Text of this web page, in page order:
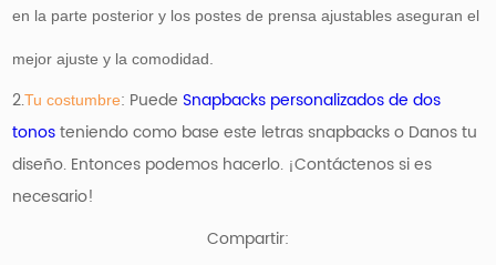
en la parte posterior y los postes de prensa ajustables aseguran el
mejor ajuste y la comodidad.
2.Tu costumbre: PuedeSnapbacks personalizados de dos
tonosteniendo como base este letras snapbacks o Danos tu
diseño. Entonces podemos hacerlo. ¡Contáctenos si es
necesario!
Compartir: